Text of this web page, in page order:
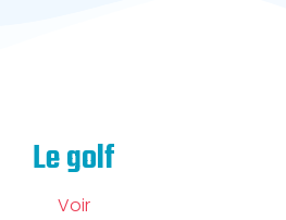
Le golf
Voir